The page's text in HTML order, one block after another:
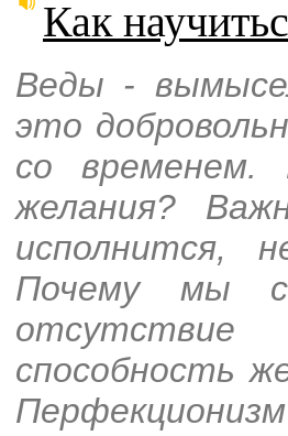
Как
Веды -
это
со
желания?
исполнится,
Почему мы
способность